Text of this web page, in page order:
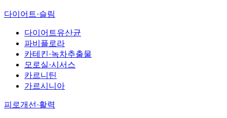
다이어트·슬림
다이어트유산균
파비플로라
카테킨·녹차추출물
모로실·시서스
카르니틴
가르시니아
피로개선·활력